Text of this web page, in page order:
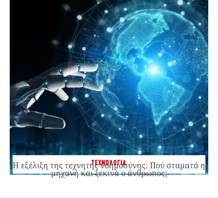
ΤΕΧΝΟΛΟΓΙΑ
Η εξέλιξη της τεχνητής νοημοσύνης: Πού σταματά η
μηχανή και ξεκινά ο άνθρωπος;